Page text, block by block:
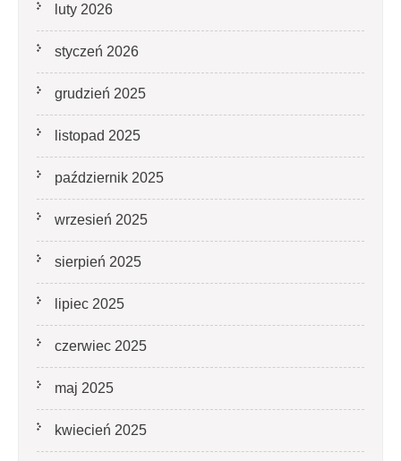
luty 2026
styczeń 2026
grudzień 2025
listopad 2025
październik 2025
wrzesień 2025
sierpień 2025
lipiec 2025
czerwiec 2025
maj 2025
kwiecień 2025